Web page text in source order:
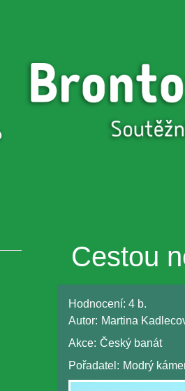
Cestou
Hodnocení: 4 b.
Autor: Martina
Akce: Český banát
Pořadatel: Modrý